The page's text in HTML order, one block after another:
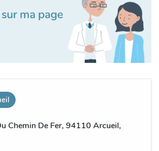
Chemin De Fer, 94110 Arcueil,